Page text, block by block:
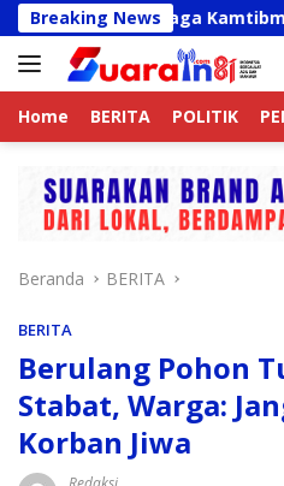
Langsung
ke
konten
Breaking News
Jaga Kamtibmas Jelang
Home BERITA POLITIK
Beranda BERITA
BERITA
Berulang Pohon
Stabat, Warga:
Korban Jiwa